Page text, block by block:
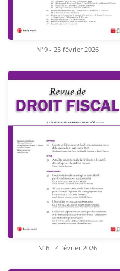
N°9 - 25 février 2026
N°6 - 4 février 2026